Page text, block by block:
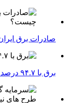
صادرات برق
برق با ۹۴.۷ درصد صدرنشین تورم تابستانی!